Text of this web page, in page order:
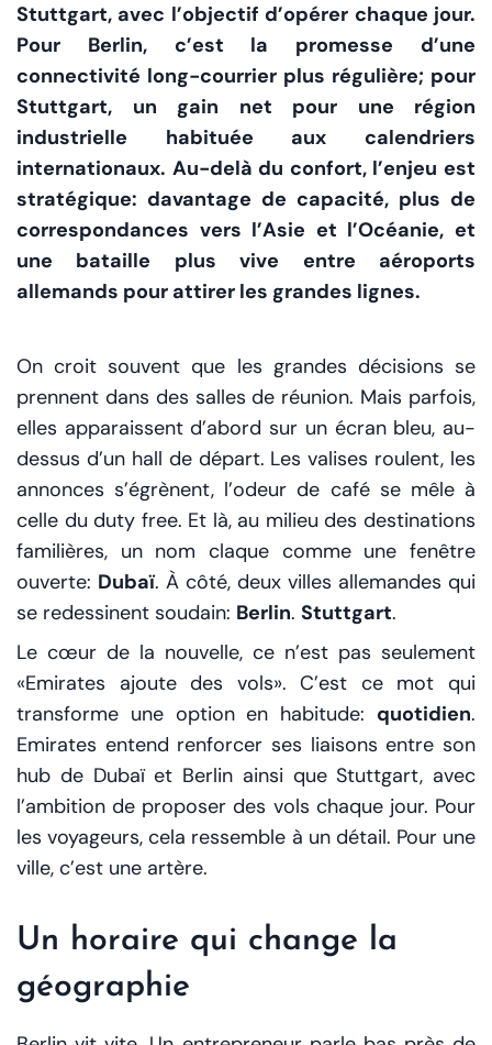
Stuttgart, avec l’objectif d’opérer chaque jour.
Pour Berlin, c’est la promesse d’une
connectivité long-courrier plus régulière; pour
Stuttgart, un gain net pour une région
industrielle habituée aux calendriers
internationaux. Au-delà du confort, l’enjeu est
stratégique: davantage de capacité, plus de
correspondances vers l’Asie et l’Océanie, et
une bataille plus vive entre aéroports
allemands pour attirer les grandes lignes.
On croit souvent que les grandes décisions se
prennent dans des salles de réunion. Mais parfois,
elles apparaissent d’abord sur un écran bleu, au-
dessus d’un hall de départ. Les valises roulent, les
annonces s’égrènent, l’odeur de café se mêle à
celle du duty free. Et là, au milieu des destinations
familières, un nom claque comme une fenêtre
ouverte: Dubaï. À côté, deux villes allemandes qui
se redessinent soudain: Berlin. Stuttgart.
Le cœur de la nouvelle, ce n’est pas seulement
«Emirates ajoute des vols». C’est ce mot qui
transforme une option en habitude: quotidien.
Emirates entend renforcer ses liaisons entre son
hub de Dubaï et Berlin ainsi que Stuttgart, avec
l’ambition de proposer des vols chaque jour. Pour
les voyageurs, cela ressemble à un détail. Pour une
ville, c’est une artère.
Un horaire qui change la
géographie